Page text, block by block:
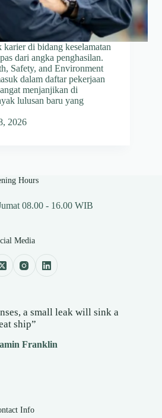
di bidang keselamatan
dari angka penghasilan.
Safety, and Environment
dalam daftar pekerjaan
menjanjikan di
lulusan baru yang
2026
Hours
08.00 - 16.00 WIB
Media
a small leak will sink a
ship”
Franklin
Info